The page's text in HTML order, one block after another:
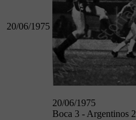
20/06/1975
20/06/1975
Boca 3 - Argentinos 2